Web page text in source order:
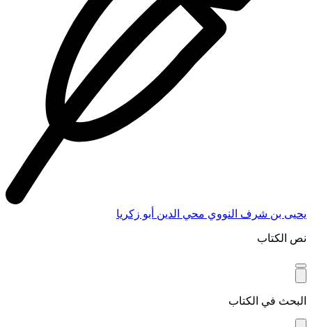
يحيى بن شرف النووي محي الدين أبو زكريا
نص الكتاب
البحث في الكتاب